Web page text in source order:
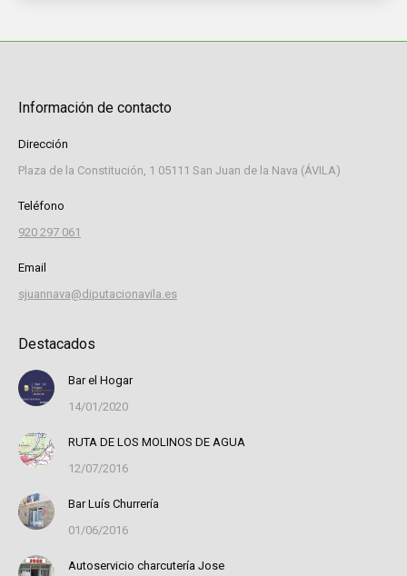
Información de contacto
Dirección
Plaza de la Constitución, 1 05111 San Juan de la Nava (ÁVILA)
Teléfono
920 297 061
Email
sjuannava@diputacionavila.es
Destacados
Bar el Hogar
14/01/2020
RUTA DE LOS MOLINOS DE AGUA
12/07/2016
Bar Luís Churrería
01/06/2016
Autoservicio charcutería Jose